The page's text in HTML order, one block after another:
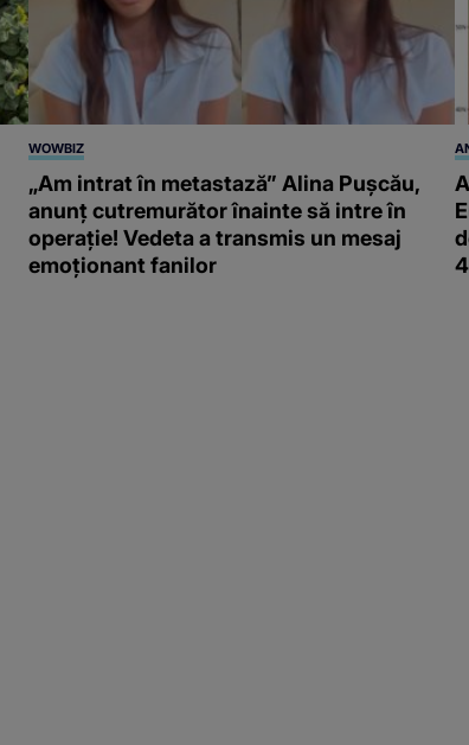
WOWBIZ
„Am intrat în metastază” Alina Pușcău,
anunț cutremurător înainte să intre în
operație! Vedeta a transmis un mesaj
emoționant fanilor